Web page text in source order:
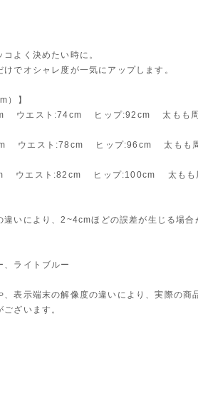
コよく決めたい時に。
けでオシャレ度が一気にアップします。
）】
ウエスト:74cm ヒップ:92cm 太もも
ウエスト:78cm ヒップ:96cm 太もも
ウエスト:82cm ヒップ:100cm 太もも
いにより、2~4cmほどの誤差が生じる場合
、ライトブルー
表示端末の解像度の違いにより、実際の商
ざいます。